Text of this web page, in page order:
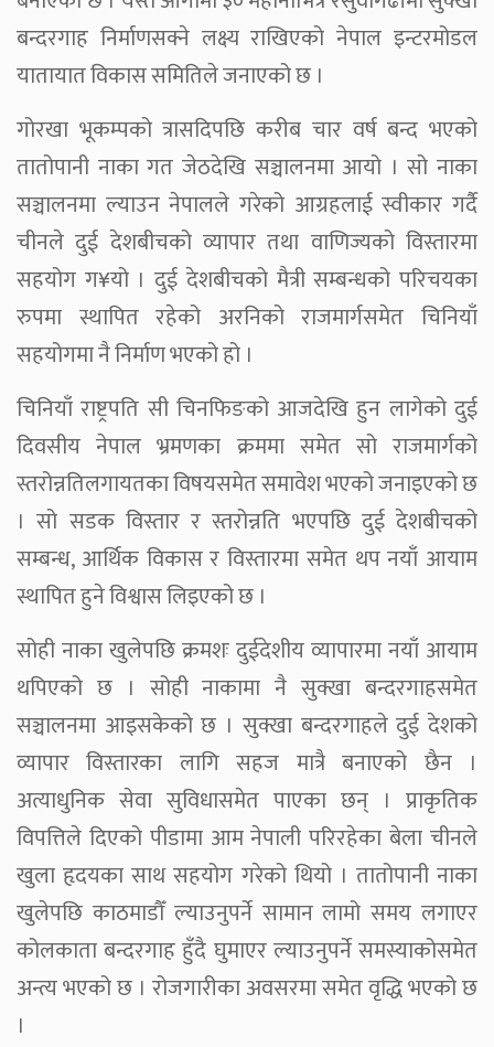
बन्दरगाह निर्माणसक्ने लक्ष्य राखिएको नेपाल इन्टरमोडल
यातायात विकास समितिले जनाएको छ ।
गोरखा भूकम्पको त्रासदिपछि करीब चार वर्ष बन्द भएको
तातोपानी नाका गत जेठदेखि सञ्चालनमा आयो । सो नाका
सञ्चालनमा ल्याउन नेपालले गरेको आग्रहलाई स्वीकार गर्दै
चीनले दुई देशबीचको व्यापार तथा वाणिज्यको विस्तारमा
सहयोग ग¥यो । दुई देशबीचको मैत्री सम्बन्धको परिचयका
रुपमा स्थापित रहेको अरनिको राजमार्गसमेत चिनियाँ
सहयोगमा नै निर्माण भएको हो ।
चिनियाँ राष्ट्रपति सी चिनफिङको आजदेखि हुन लागेको दुई
दिवसीय नेपाल भ्रमणका क्रममा समेत सो राजमार्गको
स्तरोन्नतिलगायतका विषयसमेत समावेश भएको जनाइएको छ
। सो सडक विस्तार र स्तरोन्नति भएपछि दुई देशबीचको
सम्बन्ध, आर्थिक विकास र विस्तारमा समेत थप नयाँ आयाम
स्थापित हुने विश्वास लिइएको छ ।
सोही नाका खुलेपछि क्रमशः दुईदेशीय व्यापारमा नयाँ आयाम
थपिएको छ । सोही नाकामा नै सुक्खा बन्दरगाहसमेत
सञ्चालनमा आइसकेको छ । सुक्खा बन्दरगाहले दुई देशको
व्यापार विस्तारका लागि सहज मात्रै बनाएको छैन ।
अत्याधुनिक सेवा सुविधासमेत पाएका छन् । प्राकृतिक
विपत्तिले दिएको पीडामा आम नेपाली परिरहेका बेला चीनले
खुला हृदयका साथ सहयोग गरेको थियो । तातोपानी नाका
खुलेपछि काठमाडौँ ल्याउनुपर्ने सामान लामो समय लगाएर
कोलकाता बन्दरगाह हुँदै घुमाएर ल्याउनुपर्ने समस्याकोसमेत
अन्त्य भएको छ । रोजगारीका अवसरमा समेत वृद्धि भएको छ
।